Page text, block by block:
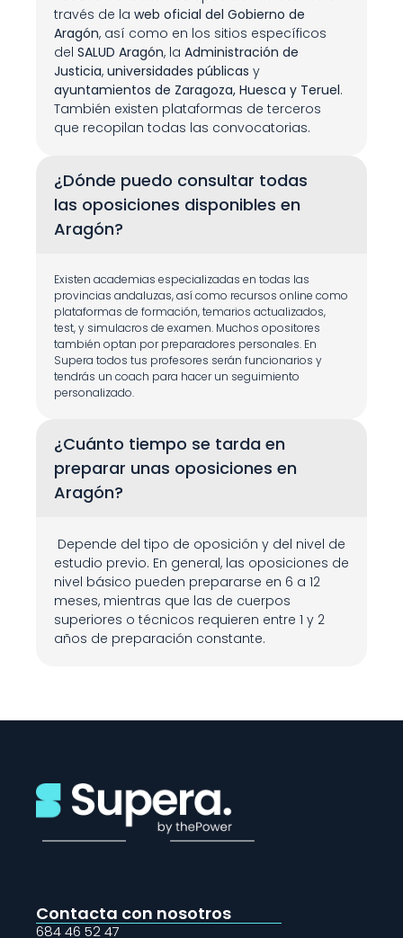
través de la web oficial del Gobierno de
Aragón, así como en los sitios específicos
del SALUD Aragón, la Administración de
Justicia, universidades públicas
ayuntamientos de Zaragoza, Huesca y Teruel.
También existen plataformas de terceros
que recopilan todas las convocatorias.
¿Dónde puedo consultar todas
las oposiciones disponibles en
Aragón?
Existen academias especializadas en todas las
provincias andaluzas, así como recursos online como
plataformas de formación, temarios actualizados,
test, y simulacros de examen. Muchos opositores
también optan por preparadores personales. En
Supera todos tus profesores serán funcionarios y
tendrás un coach para hacer un seguimiento
personalizado.
¿Cuánto tiempo se tarda en
preparar unas oposiciones en
Aragón?
Depende del tipo de oposición y del nivel de
estudio previo. En general, las oposiciones de
nivel básico pueden prepararse en 6 a 12
meses, mientras que las de cuerpos
superiores o técnicos requieren entre 1 y 2
años de preparación constante.
Contacta con nosotros
684 46 52 47